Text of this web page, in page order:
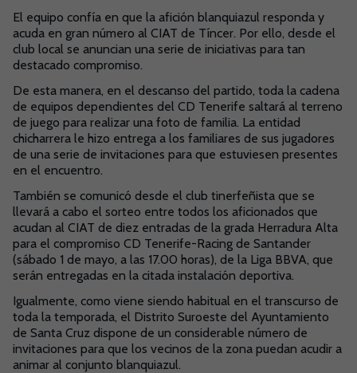
El equipo confía en que la afición blanquiazul responda y
acuda en gran número al CIAT de Tíncer. Por ello, desde el
club local se anuncian una serie de iniciativas para tan
destacado compromiso.
De esta manera, en el descanso del partido, toda la cadena
de equipos dependientes del CD Tenerife saltará al terreno
de juego para realizar una foto de familia. La entidad
chicharrera le hizo entrega a los familiares de sus jugadores
de una serie de invitaciones para que estuviesen presentes
en el encuentro.
También se comunicó desde el club tinerfeñista que se
llevará a cabo el sorteo entre todos los aficionados que
acudan al CIAT de diez entradas de la grada Herradura Alta
para el compromiso CD Tenerife-Racing de Santander
(sábado 1 de mayo, a las 17.00 horas), de la Liga BBVA, que
serán entregadas en la citada instalación deportiva.
Igualmente, como viene siendo habitual en el transcurso de
toda la temporada, el Distrito Suroeste del Ayuntamiento
de Santa Cruz dispone de un considerable número de
invitaciones para que los vecinos de la zona puedan acudir a
animar al conjunto blanquiazul.